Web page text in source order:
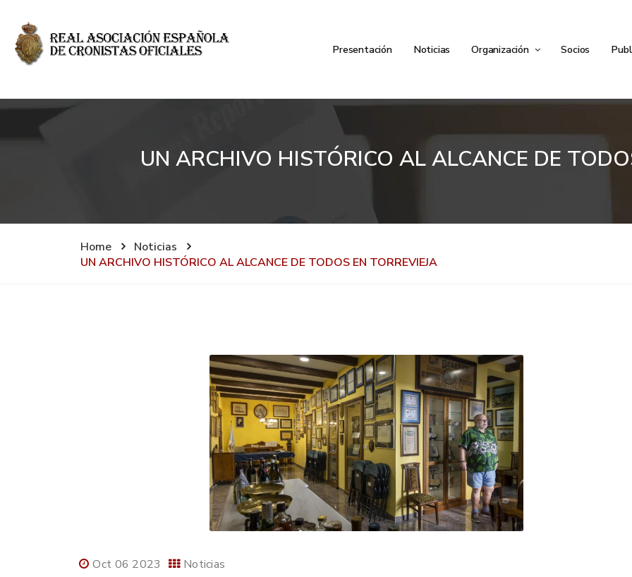
Presentación Noticias Organización Socios
UN ARCHIVO HISTÓRICO AL ALCANCE DE
Home
Noticias
UN ARCHIVO HISTÓRICO AL ALCANCE DE TODOS EN TORREVIEJA
Oct 06 2023 Noticias